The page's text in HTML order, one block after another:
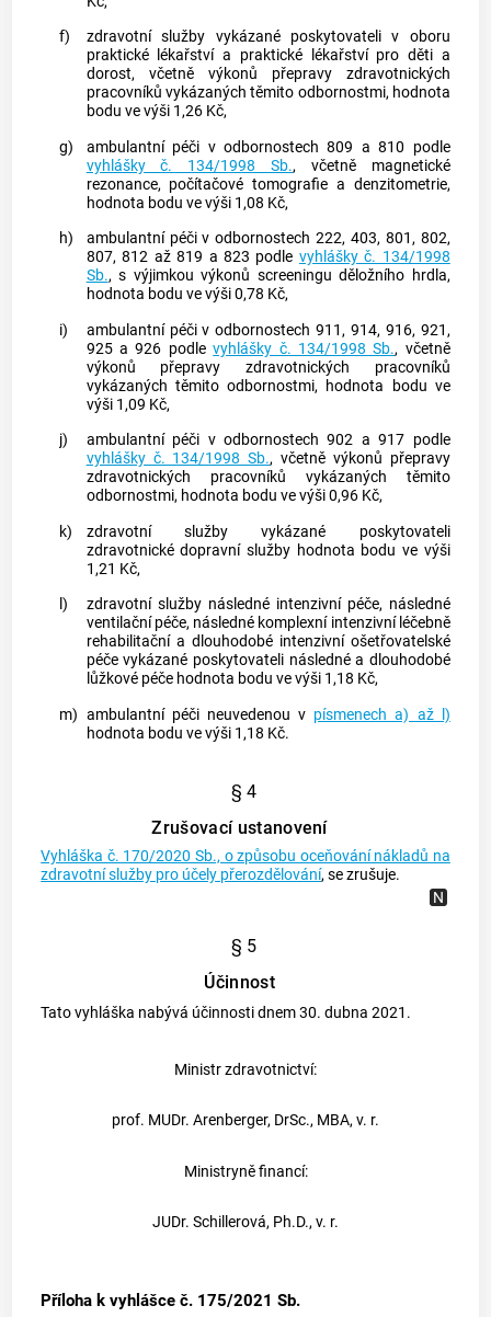
f)
zdravotní služby vykázané poskytovateli v oboru
praktické lékařství a praktické lékařství pro děti a
dorost, včetně výkonů přepravy zdravotnických
pracovníků vykázaných těmito odbornostmi, hodnota
bodu ve výši 1,26 Kč,
g)
ambulantní péči v odbornostech 809 a 810 podle
vyhlášky č. 134/1998 Sb., včetně magnetické
rezonance, počítačové tomografie a denzitometrie,
hodnota bodu ve výši 1,08 Kč,
h)
ambulantní péči v odbornostech 222, 403, 801, 802,
807, 812 až 819 a 823 podle vyhlášky č. 134/1998
Sb., s výjimkou výkonů screeningu děložního hrdla,
hodnota bodu ve výši 0,78 Kč,
i)
ambulantní péči v odbornostech 911, 914, 916, 921,
925 a 926 podlevyhlášky č. 134/1998 Sb., včetně
výkonů přepravy zdravotnických pracovníků
vykázaných těmito odbornostmi, hodnota bodu ve
výši 1,09 Kč,
j)
ambulantní péči v odbornostech 902 a 917 podle
vyhlášky č. 134/1998 Sb., včetně výkonů přepravy
zdravotnických pracovníků vykázaných těmito
odbornostmi, hodnota bodu ve výši 0,96 Kč,
k)
zdravotní služby vykázané poskytovateli
zdravotnické dopravní služby hodnota bodu ve výši
1,21 Kč,
l)
zdravotní služby následné intenzivní péče, následné
ventilační péče, následné komplexní intenzivní léčebně
rehabilitační a dlouhodobé intenzivní ošetřovatelské
péče vykázané poskytovateli následné a dlouhodobé
lůžkové péče hodnota bodu ve výši 1,18 Kč,
m) ambulantní péči neuvedenou v písmenech a) až l)
hodnota bodu ve výši 1,18 Kč.
§ 4
Zrušovací ustanovení
Vyhláška č. 170/2020 Sb., o způsobu oceňování nákladů na
zdravotní služby pro účely přerozdělování, se zrušuje.
§ 5
Účinnost
Tato vyhláška nabývá účinnosti dnem 30. dubna 2021.
Ministr zdravotnictví:
prof. MUDr. Arenberger, DrSc., MBA, v. r.
Ministryně financí:
JUDr. Schillerová, Ph.D., v. r.
Příloha k vyhlášce č. 175/2021 Sb.